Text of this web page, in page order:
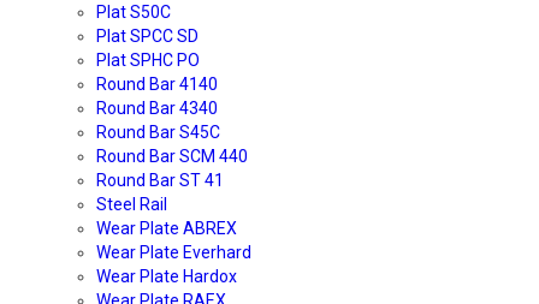
Plat S50C
Plat SPCC SD
Plat SPHC PO
Round Bar 4140
Round Bar 4340
Round Bar S45C
Round Bar SCM 440
Round Bar ST 41
Steel Rail
Wear Plate ABREX
Wear Plate Everhard
Wear Plate Hardox
Wear Plate RAEX